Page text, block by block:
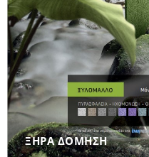
ΞΗΡΑ ΔΟΜΗΣΗ